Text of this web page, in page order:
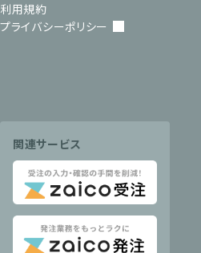
利用規約
プライバシーポリシー
関連サービス